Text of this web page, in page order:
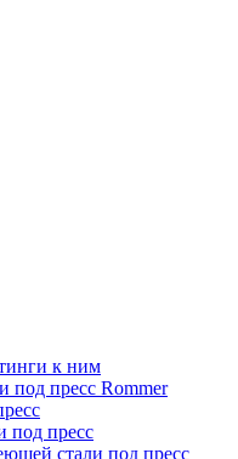
к ним
под пресс Rommer
под пресс
стали под пресс